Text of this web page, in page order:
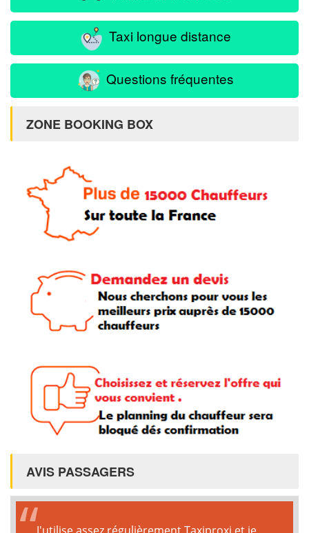
Taxi longue distance
Questions fréquentes
ZONE BOOKING BOX
AVIS PASSAGERS